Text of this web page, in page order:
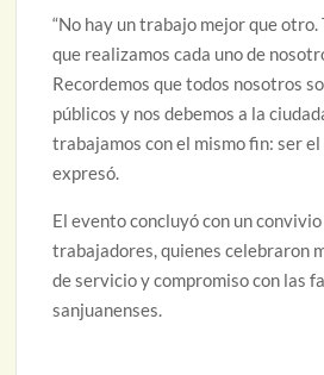
“No hay un trabajo mejor que otro.
que realizamos cada uno de
Recordemos que todos nosotros
públicos y nos debemos a la
trabajamos con el mismo fin: ser el
expresó.
El evento concluyó con un
trabajadores, quienes celebraron
de servicio y compromiso con las
sanjuanenses.